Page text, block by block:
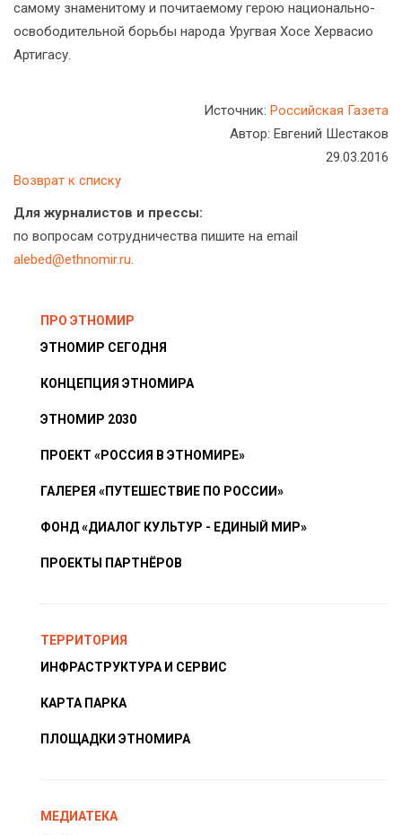
самому знаменитому и почитаемому герою национально-
освободительной борьбы народа Уругвая Хосе Хервасио
Артигасу.
Источник: Российская Газета
Автор: Евгений Шестаков
29.03.2016
Возврат к списку
Для журналистов и прессы:
по вопросам сотрудничества пишите на email
alebed@ethnomir.ru.
ПРО ЭТНОМИР
ЭТНОМИР СЕГОДНЯ
КОНЦЕПЦИЯ ЭТНОМИРА
ЭТНОМИР 2030
ПРОЕКТ «РОССИЯ В ЭТНОМИРЕ»
ГАЛЕРЕЯ «ПУТЕШЕСТВИЕ ПО РОССИИ»
ФОНД «ДИАЛОГ КУЛЬТУР - ЕДИНЫЙ МИР»
ПРОЕКТЫ ПАРТНЁРОВ
ТЕРРИТОРИЯ
ИНФРАСТРУКТУРА И СЕРВИС
КАРТА ПАРКА
ПЛОЩАДКИ ЭТНОМИРА
МЕДИАТЕКА